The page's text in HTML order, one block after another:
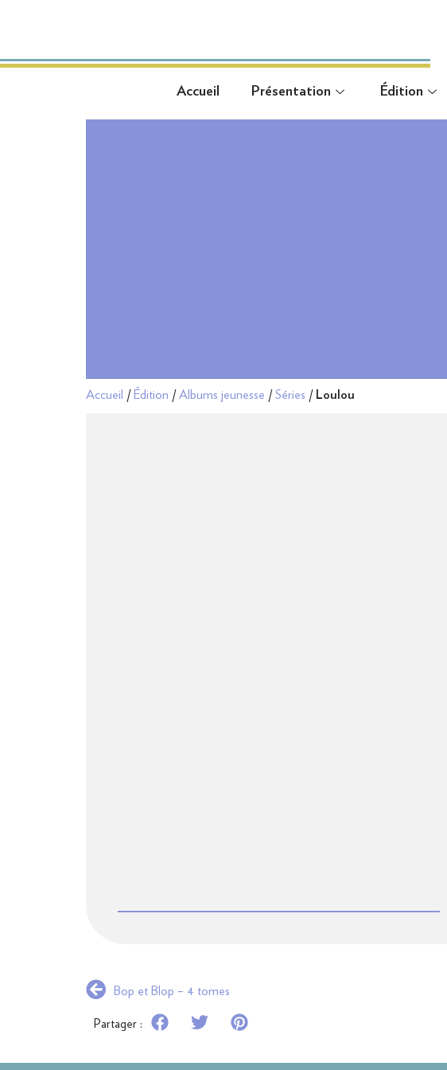
Accueil Présentation Édition
Accueil / Édition /Albums jeunesse /Séries / Loulou
Bop et Blop – 4 tomes
Partager :